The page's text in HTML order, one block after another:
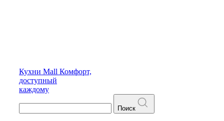
Кухни Mall Комфорт,
доступный
каждому
Поиск